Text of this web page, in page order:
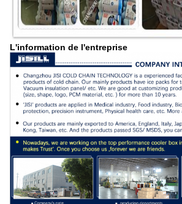
L'information de l'entreprise